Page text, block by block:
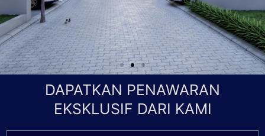
DAPATKAN PENAWARAN
EKSKLUSIF DARI KAMI